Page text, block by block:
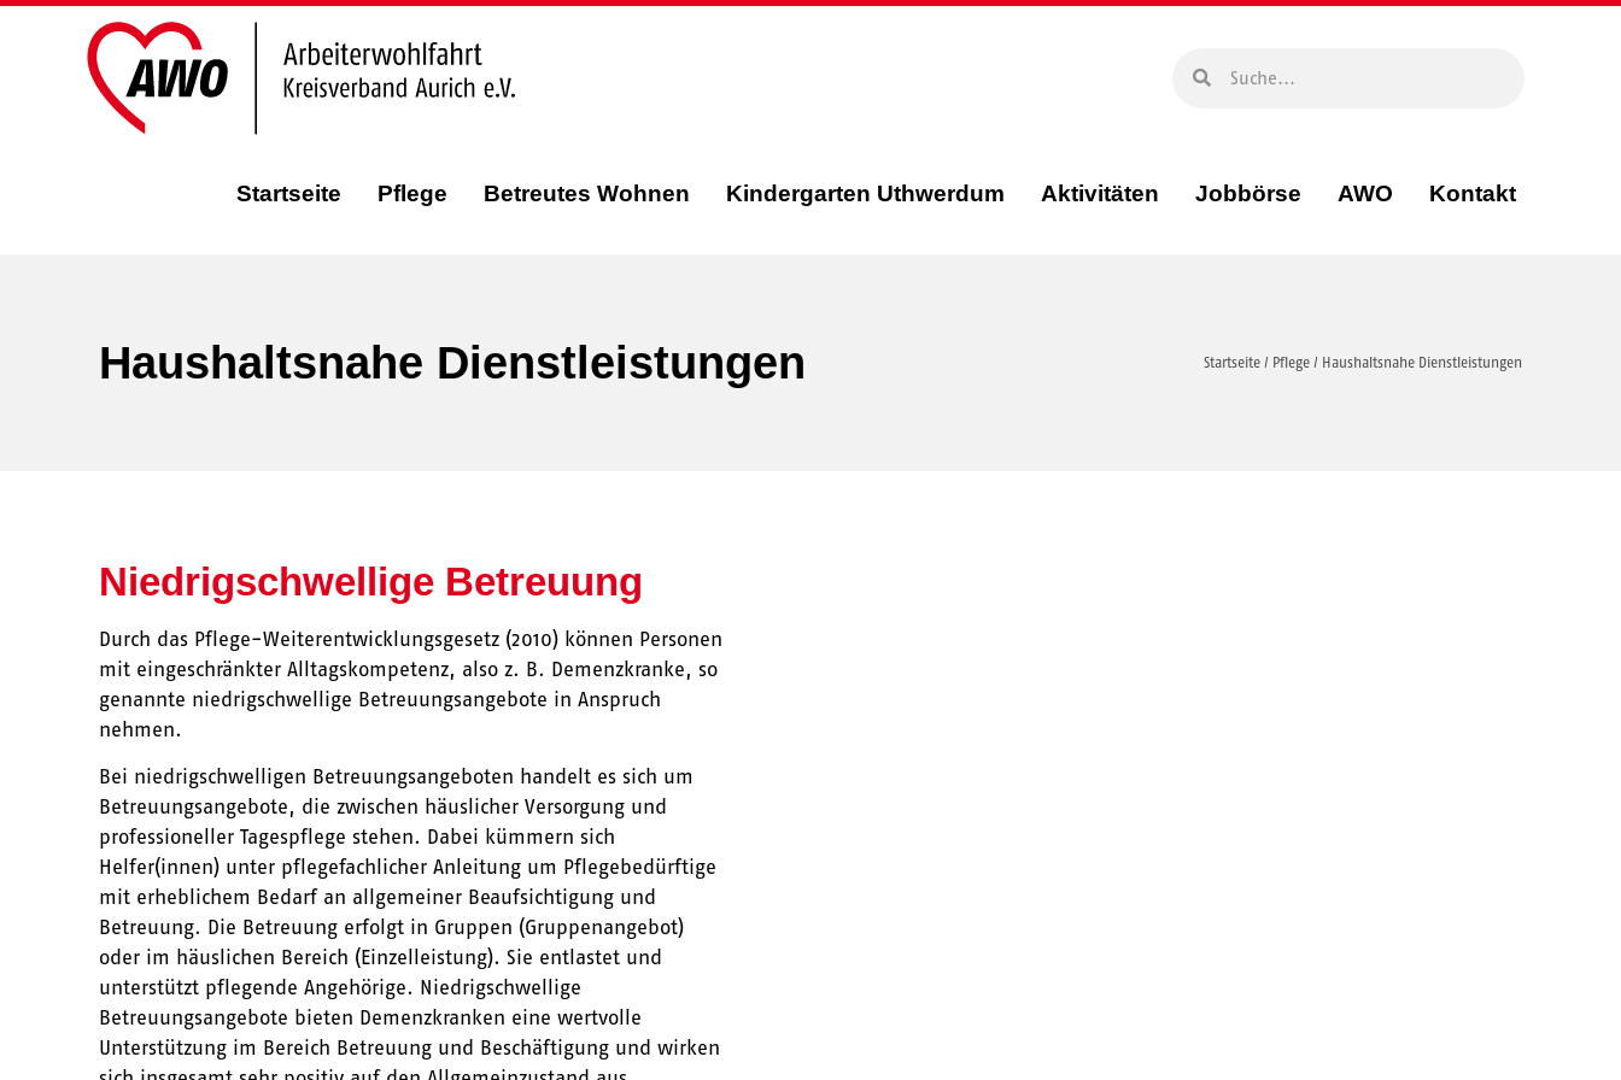
Startseite Pflege Betreutes Wohnen Kindergarten Uthwerdum Aktivitäten Jobbörse AWO Kontakt
Haushaltsnahe Dienstleistungen Startseite / Pflege / Haushaltsnahe Dienstleistungen
Niedrigschwellige Betreuung
Durch das Pflege-Weiterentwicklungsgesetz (2010) können Personen
mit eingeschränkter Alltagskompetenz, also z. B. Demenzkranke, so
genannte niedrigschwellige Betreuungsangebote in Anspruch
nehmen.
Bei niedrigschwelligen Betreuungsangeboten handelt es sich um
Betreuungsangebote, die zwischen häuslicher Versorgung und
professioneller Tagespflege stehen. Dabei kümmern sich
Helfer(innen) unter pflegefachlicher Anleitung um Pflegebedürftige
mit erheblichem Bedarf an allgemeiner Beaufsichtigung und
Betreuung. Die Betreuung erfolgt in Gruppen (Gruppenangebot)
oder im häuslichen Bereich (Einzelleistung). Sie entlastet und
unterstützt pflegende Angehörige. Niedrigschwellige
Betreuungsangebote bieten Demenzkranken eine wertvolle
Unterstützung im Bereich Betreuung und Beschäftigung und wirken